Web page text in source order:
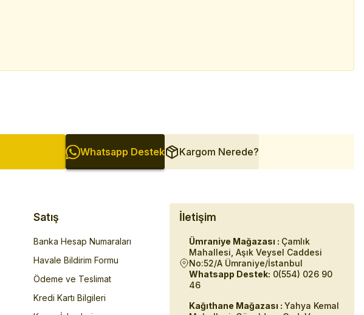
Whatsapp Destek Kargom Nerede?
Satış
Banka Hesap Numaraları
Havale Bildirim Formu
Ödeme ve Teslimat
Kredi Kartı Bilgileri
İletişim
Ümraniye Mağazası : Çamlık
Mahallesi, Aşık Veysel Caddesi
No:52/A Ümraniye/İstanbul
Whatsapp Destek: 0(554) 026 90
46
Kağıthane Mağazası : Yahya Kemal